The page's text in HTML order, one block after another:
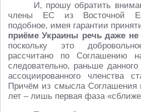
И, прошу обратить
члены ЕС из Восточной
подобное, имея гарантии
приёме Украины речь даже не
поскольку это
рассчитано по Соглашению
следовательно, раньше
ассоциированного членства
Причём из смысла Соглашения
лет – лишь первая фаза